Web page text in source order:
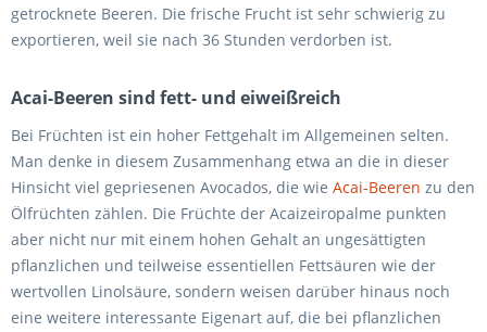
getrocknete Beeren. Die frische Frucht ist sehr schwierig zu
exportieren, weil sie nach 36 Stunden verdorben ist.
Acai-Beeren sind fett- und eiweißreich
Bei Früchten ist ein hoher Fettgehalt im Allgemeinen selten.
Man denke in diesem Zusammenhang etwa an die in dieser
Hinsicht viel gepriesenen Avocados, die wie Acai-Beeren zu den
Ölfrüchten zählen. Die Früchte der Acaizeiropalme punkten
aber nicht nur mit einem hohen Gehalt an ungesättigten
pflanzlichen und teilweise essentiellen Fettsäuren wie der
wertvollen Linolsäure, sondern weisen darüber hinaus noch
eine weitere interessante Eigenart auf, die bei pflanzlichen